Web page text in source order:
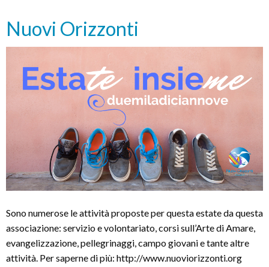
Nuovi Orizzonti
Sono numerose le attività proposte per questa estate da questa
associazione: servizio e volontariato, corsi sull’Arte di Amare,
evangelizzazione, pellegrinaggi, campo giovani e tante altre
attività. Per saperne di più: http://www.nuoviorizzonti.org